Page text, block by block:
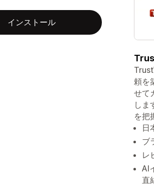
インストール
頼を
せて
しま
を把
日
ブ
レ
AI
直